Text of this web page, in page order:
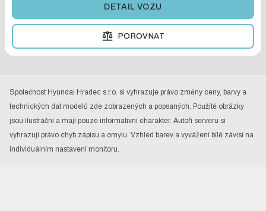
POROVNAT
DETAIL VOZU
Společnost Hyundai Hradec s.r.o. si vyhrazuje právo změny ceny, barvy a
technických dat modelů zde zobrazených a popsaných. Použité obrázky
jsou ilustrační a mají pouze informativní charakter. Autoři serveru si
vyhrazují právo chyb zápisu a omylu. Vzhled barev a vyvážení bílé závisí na
individuálním nastavení monitoru.